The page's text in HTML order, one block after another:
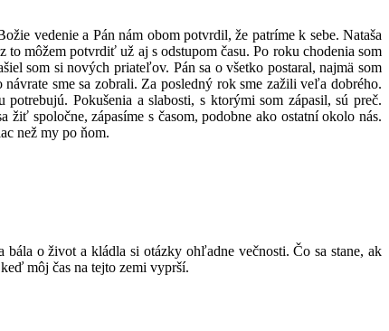
vedenie a Pán nám obom potvrdil, že patríme k sebe. Nataša
môžem potvrdiť už aj s odstupom času. Po roku chodenia som
som si nových priateľov. Pán sa o všetko postaral, najmä som
sme sa zobrali. Za posledný rok sme zažili veľa dobrého.
Pokušenia a slabosti, s ktorými som zápasil, sú preč.
spoločne, zápasíme s časom, podobne ako ostatní okolo nás.
než my po ňom.
o život a kládla si otázky ohľadne večnosti. Čo sa stane, ak
môj čas na tejto zemi vyprší.